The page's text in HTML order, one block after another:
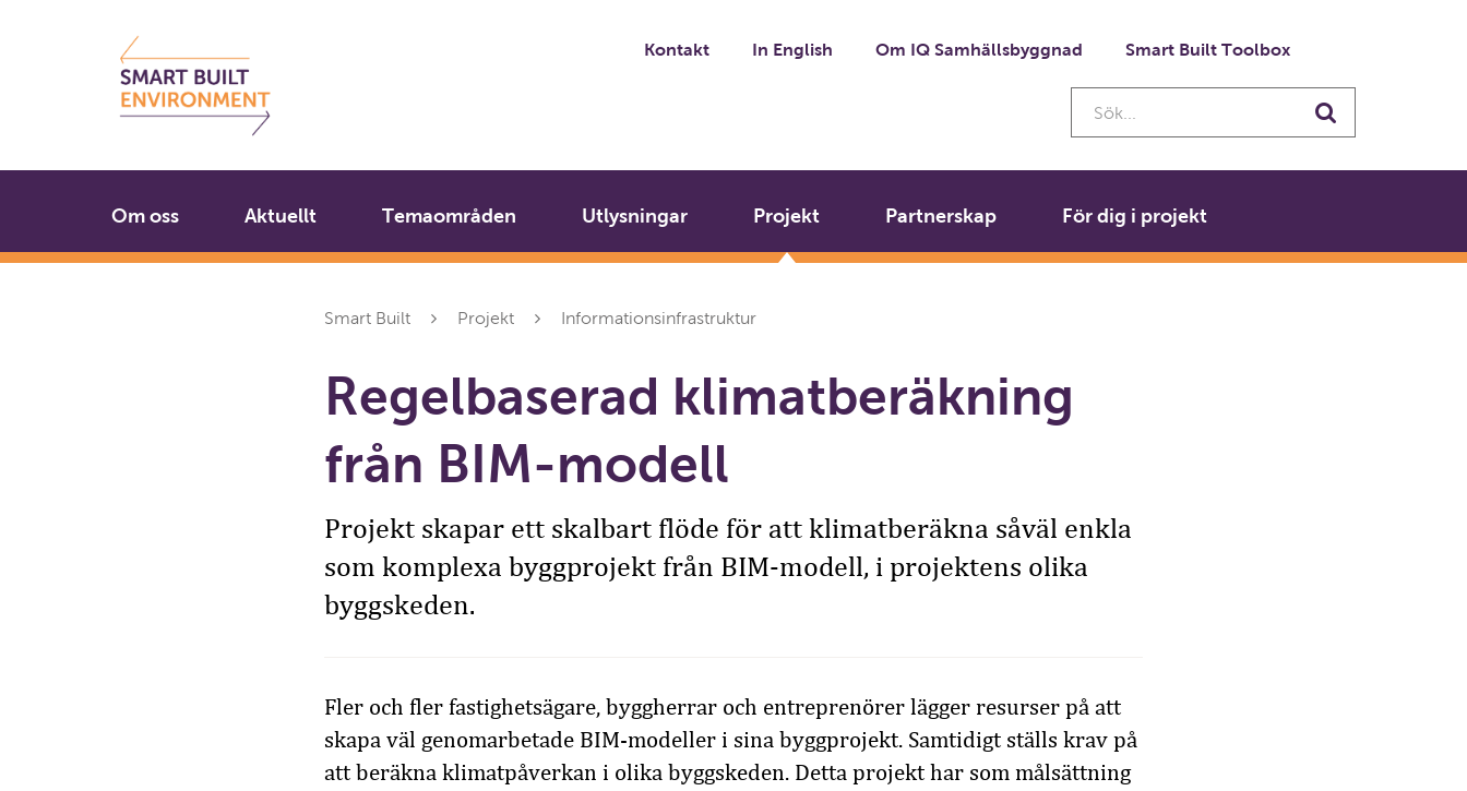
Kontakt In English Om IQ Samhällsbyggnad Smart Built Toolbox
Sök
Om oss Aktuellt Temaområden Utlysningar Projekt Partnerskap För dig i projekt
Smart Built Projekt Informationsinfrastruktur
Regelbaserad klimatberäkning
från BIM-modell
Projekt skapar ett skalbart flöde för att klimatberäkna såväl enkla
som komplexa byggprojekt från BIM-modell, i projektens olika
byggskeden.
Fler och fler fastighetsägare, byggherrar och entreprenörer lägger resurser på att
skapa väl genomarbetade BIM-modeller i sina byggprojekt. Samtidigt ställs krav på
att beräkna klimatpåverkan i olika byggskeden. Detta projekt har som målsättning